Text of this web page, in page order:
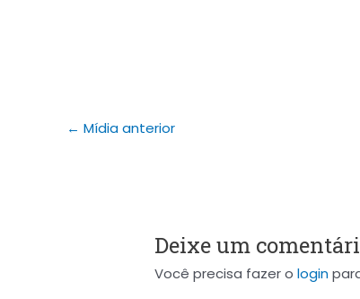
← Mídia anterior
Deixe um
Você precisa fazer ologin